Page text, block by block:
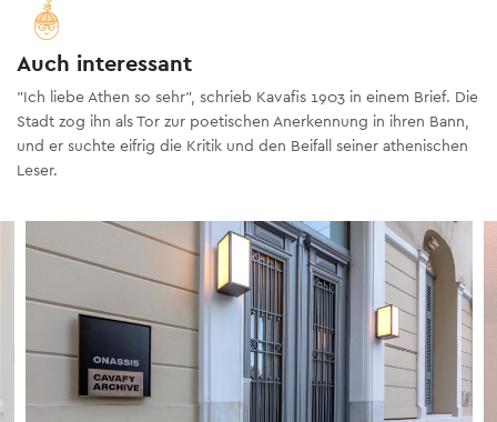
Auch interessant
"Ich liebe Athen so sehr", schrieb Kavafis 1903 in einem Brief. Die
Stadt zog ihn als Tor zur poetischen Anerkennung in ihren Bann,
und er suchte eifrig die Kritik und den Beifall seiner athenischen
Leser.